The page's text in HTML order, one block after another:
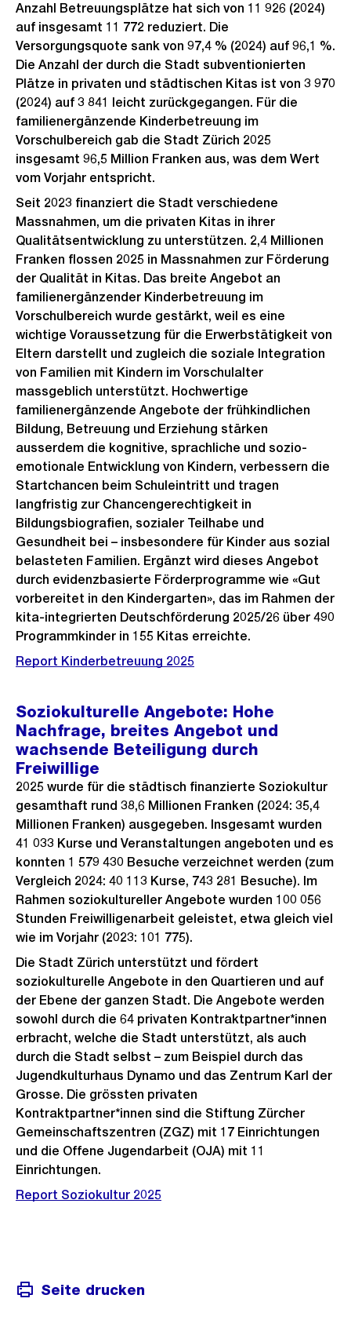
Anzahl Betreuungsplätze hat sich von 11 926 (2024)
auf insgesamt 11 772 reduziert. Die
Versorgungsquote sank von 97,4 % (2024) auf 96,1 %.
Die Anzahl der durch die Stadt subventionierten
Plätze in privaten und städtischen Kitas ist von 3 970
(2024) auf 3 841 leicht zurückgegangen. Für die
familienergänzende Kinderbetreuung im
Vorschulbereich gab die Stadt Zürich 2025
insgesamt 96,5 Million Franken aus, was dem Wert
vom Vorjahr entspricht.
Seit 2023 finanziert die Stadt verschiedene
Massnahmen, um die privaten Kitas in ihrer
Qualitätsentwicklung zu unterstützen. 2,4 Millionen
Franken flossen 2025 in Massnahmen zur Förderung
der Qualität in Kitas. Das breite Angebot an
familienergänzender Kinderbetreuung im
Vorschulbereich wurde gestärkt, weil es eine
wichtige Voraussetzung für die Erwerbstätigkeit von
Eltern darstellt und zugleich die soziale Integration
von Familien mit Kindern im Vorschulalter
massgeblich unterstützt. Hochwertige
familienergänzende Angebote der frühkindlichen
Bildung, Betreuung und Erziehung stärken
ausserdem die kognitive, sprachliche und sozio-
emotionale Entwicklung von Kindern, verbessern die
Startchancen beim Schuleintritt und tragen
langfristig zur Chancengerechtigkeit in
Bildungsbiografien, sozialer Teilhabe und
Gesundheit bei – insbesondere für Kinder aus sozial
belasteten Familien. Ergänzt wird dieses Angebot
durch evidenzbasierte Förderprogramme wie «Gut
vorbereitet in den Kindergarten», das im Rahmen der
kita-integrierten Deutschförderung 2025/26 über 490
Programmkinder in 155 Kitas erreichte.
Report Kinderbetreuung 2025
Soziokulturelle Angebote: Hohe
Nachfrage, breites Angebot und
wachsende Beteiligung durch
Freiwillige
2025 wurde für die städtisch finanzierte Soziokultur
gesamthaft rund 38,6 Millionen Franken (2024: 35,4
Millionen Franken) ausgegeben. Insgesamt wurden
41 033 Kurse und Veranstaltungen angeboten und es
konnten 1 579 430 Besuche verzeichnet werden (zum
Vergleich 2024: 40 113 Kurse, 743 281 Besuche). Im
Rahmen soziokultureller Angebote wurden 100 056
Stunden Freiwilligenarbeit geleistet, etwa gleich viel
wie im Vorjahr (2023: 101 775).
Die Stadt Zürich unterstützt und fördert
soziokulturelle Angebote in den Quartieren und auf
der Ebene der ganzen Stadt. Die Angebote werden
sowohl durch die 64 privaten Kontraktpartner*innen
erbracht, welche die Stadt unterstützt, als auch
durch die Stadt selbst – zum Beispiel durch das
Jugendkulturhaus Dynamo und das Zentrum Karl der
Grosse. Die grössten privaten
Kontraktpartner*innen sind die Stiftung Zürcher
Gemeinschaftszentren (ZGZ) mit 17 Einrichtungen
und die Offene Jugendarbeit (OJA) mit 11
Einrichtungen.
Report Soziokultur 2025
Seite drucken